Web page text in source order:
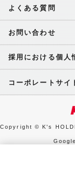
よくある質問
お問い合わせ
採用における個人
コーポレートサイ
Copyright © K's